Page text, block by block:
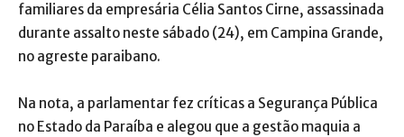
familiares da empresária Célia Santos Cirne, assassinada
durante assalto neste sábado (24), em Campina Grande,
no agreste paraibano.
Na nota, a parlamentar fez críticas a Segurança Pública
no Estado da Paraíba e alegou que a gestão maquia a